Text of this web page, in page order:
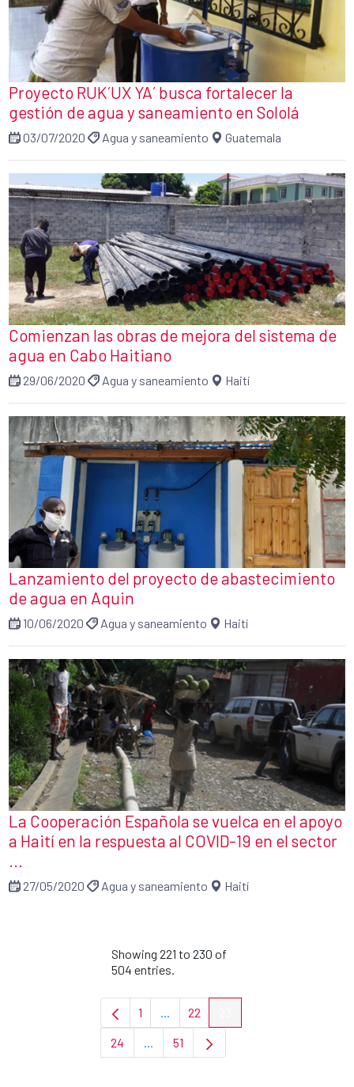
Proyecto RUK´UX YA´ busca fortalecer la
gestión de agua y saneamiento en Sololá
03/07/2020 Agua y saneamiento Guatemala
Comienzan las obras de mejora del sistema de
agua en Cabo Haitiano
29/06/2020 Agua y saneamiento Haití
Lanzamiento del proyecto de abastecimiento
de agua en Aquin
10/06/2020 Agua y saneamiento Haití
La Cooperación Española se vuelca en el apoyo
a Haití en la respuesta al COVID-19 en el sector
...
27/05/2020 Agua y saneamiento Haití
Showing 221 to 230 of
504 entries.
Page
1 ...Intermediate Pages Use TAB to
Page
22
Page
24 ...Intermediate Pages Use TAB to
Page
51